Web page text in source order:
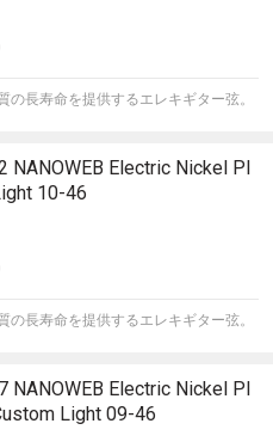
長寿命を提供するエレキギター弦。
NANOWEB Electric Nickel Pl
10-46
長寿命を提供するエレキギター弦。
NANOWEB Electric Nickel Pl
Light 09-46